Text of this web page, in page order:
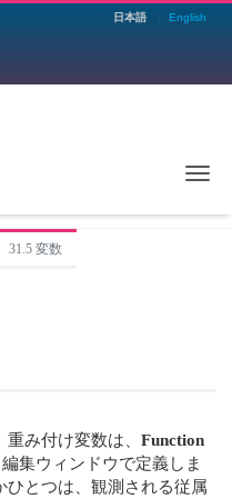
日本語 English
31.5 変数
重み付け変数は、Function
編集ウィンドウで定義しま
とつは、観測される従属